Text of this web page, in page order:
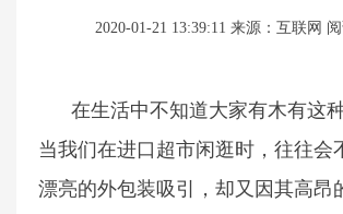
2020-01-21 13:39:11 来源：互联网
在生活中不知道大家有木有这
当我们在进口超市闲逛时，往往会
漂亮的外包装吸引，却又因其高昂